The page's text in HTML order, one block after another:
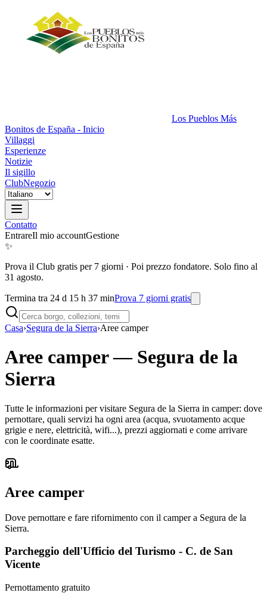
Los Pueblos Más
Bonitos de España - Inicio
Villaggi
Esperienze
Notizie
Il sigillo
ClubNegozio
Contatto
EntrareIl mio accountGestione
✨
Prova il Club gratis per 7 giorni · Poi prezzo fondatore. Solo fino al
31 agosto.
Termina tra 24 d 15 h 37 minProva 7 giorni gratis
Casa›Segura de la Sierra›Aree camper
Aree camper— Segura de la
Sierra
Tutte le informazioni per visitare Segura de la Sierra in camper: dove
pernottare, quali servizi ha ogni area (acqua, svuotamento acque
grigie e nere, elettricità, wifi...), prezzi aggiornati e come arrivare
con le coordinate esatte.
Aree camper
Dove pernottare e fare rifornimento con il camper a Segura de la
Sierra.
Parcheggio dell'Ufficio del Turismo - C. de San
Vicente
Pernottamento gratuito